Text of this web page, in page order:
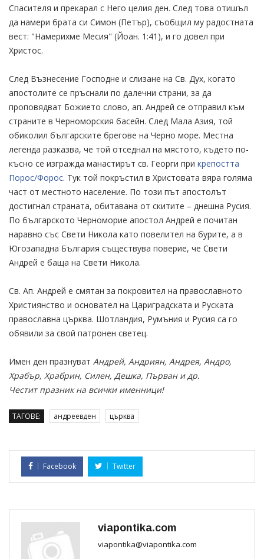
Спасителя и прекарал с Него целия ден. След това отишъл
да намери брата си Симон (Петър), съобщил му радостната
вест: "Намерихме Месия" (Йоан. 1:41), и го довел при
Христос.
След Възнесение Господне и слизане на Св. Дух, когато
апостолите се пръснали по далечни страни, за да
проповядват Божието слово, ап. Андрей се отправил към
страните в Черноморския басейн. След Мала Азия, той
обиколил българските брегове на Черно море. Местна
легенда разказва, че той отседнал на мястото, където по-
късно се изгражда манастирът св. Георги при крепостта
Порос/Форос. Тук той покръстил в Христовата вяра голяма
част от местното население. По този път апостолът
достигнал страната, обитавана от скитите – днешна Русия.
По българското Черноморие апостол Андрей е почитан
наравно със Свети Никола като повелител на бурите, а в
Югозападна България съществува поверие, че Свети
Андрей е баща на Свети Никола.
Св. Ап. Андрей е смятан за покровител на православното
Християнство и основател на Цариградската и Руската
православна църква. Шотландия, Румъния и Русия са го
обявили за свой патронен светец.
Имен ден празнуват Андрей, Андриян, Андрея, Андро,
Храбър, Храбрин, Силен, Дешка, Първан и др.
Честит празник на всички именници!
ТАГОВЕ: андреевден църква
Facebook Twitter
viapontika.com
viapontika@viapontika.com